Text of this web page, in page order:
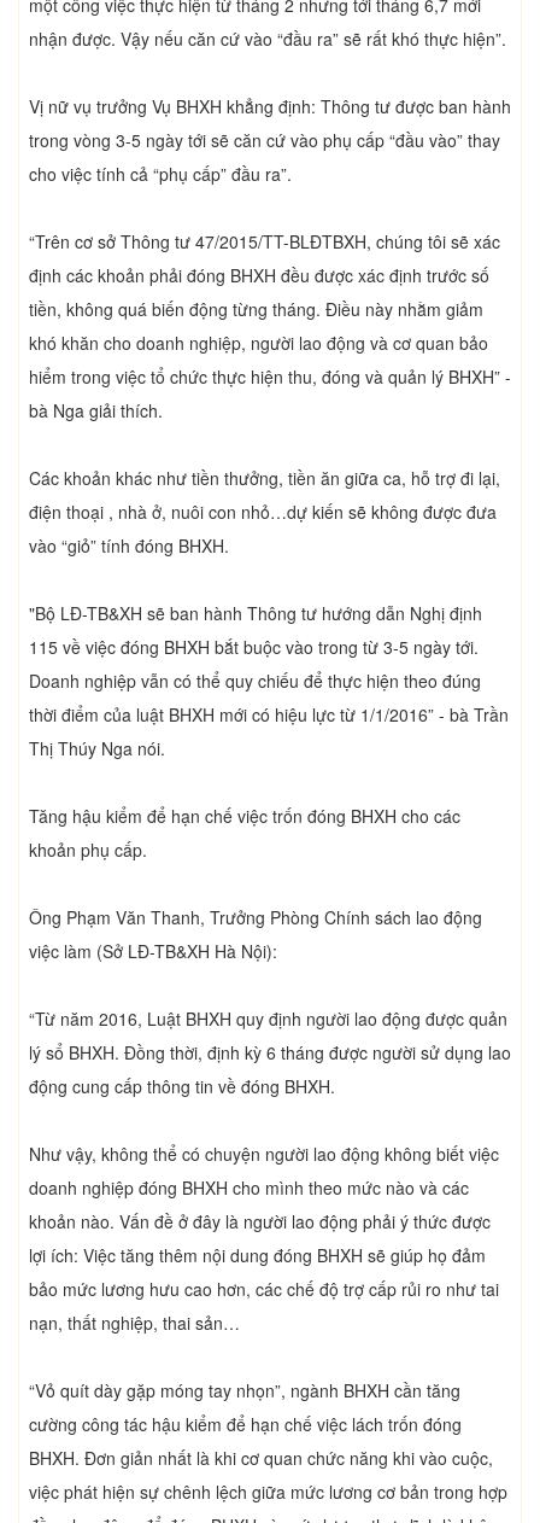
nhận được. Vậy nếu căn cứ vào “đầu ra” sẽ rất khó thực hiện”.
Vị nữ vụ trưởng Vụ BHXH khẳng định: Thông tư được ban hành
trong vòng 3-5 ngày tới sẽ căn cứ vào phụ cấp “đầu vào” thay
cho việc tính cả “phụ cấp” đầu ra”.
“Trên cơ sở Thông tư 47/2015/TT-BLĐTBXH, chúng tôi sẽ xác
định các khoản phải đóng BHXH đều được xác định trước số
tiền, không quá biến động từng tháng. Điều này nhằm giảm
khó khăn cho doanh nghiệp, người lao động và cơ quan bảo
hiểm trong việc tổ chức thực hiện thu, đóng và quản lý BHXH” -
bà Nga giải thích.
Các khoản khác như tiền thưởng, tiền ăn giữa ca, hỗ trợ đi lại,
điện thoại , nhà ở, nuôi con nhỏ…dự kiến sẽ không được đưa
vào “giỏ” tính đóng BHXH.
"Bộ LĐ-TB&XH sẽ ban hành Thông tư hướng dẫn Nghị định
115 về việc đóng BHXH bắt buộc vào trong từ 3-5 ngày tới.
Doanh nghiệp vẫn có thể quy chiếu để thực hiện theo đúng
thời điểm của luật BHXH mới có hiệu lực từ 1/1/2016” - bà Trần
Thị Thúy Nga nói.
Tăng hậu kiểm để hạn chế việc trốn đóng BHXH cho các
khoản phụ cấp.
Ông Phạm Văn Thanh, Trưởng Phòng Chính sách lao động
việc làm (Sở LĐ-TB&XH Hà Nội):
“Từ năm 2016, Luật BHXH quy định người lao động được quản
lý sổ BHXH. Đồng thời, định kỳ 6 tháng được người sử dụng lao
động cung cấp thông tin về đóng BHXH.
Như vậy, không thể có chuyện người lao động không biết việc
doanh nghiệp đóng BHXH cho mình theo mức nào và các
khoản nào. Vấn đề ở đây là người lao động phải ý thức được
lợi ích: Việc tăng thêm nội dung đóng BHXH sẽ giúp họ đảm
bảo mức lương hưu cao hơn, các chế độ trợ cấp rủi ro như tai
nạn, thất nghiệp, thai sản…
“Vỏ quít dày gặp móng tay nhọn”, ngành BHXH cần tăng
cường công tác hậu kiểm để hạn chế việc lách trốn đóng
BHXH. Đơn giản nhất là khi cơ quan chức năng khi vào cuộc,
việc phát hiện sự chênh lệch giữa mức lương cơ bản trong hợp